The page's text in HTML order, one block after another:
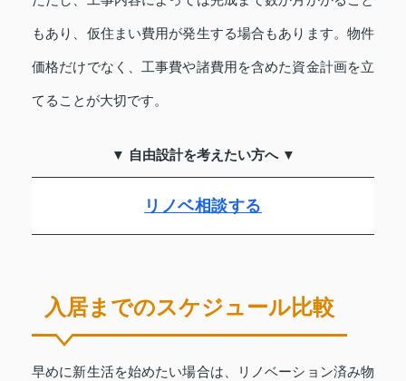
もあり、仮住まい費用が発生する場合もあります。物件
価格だけでなく、工事費や諸費用を含めた資金計画を立
てることが大切です。
▼ 自由設計を考えたい方へ ▼
リノベ相談する
入居までのスケジュール比較
早めに新生活を始めたい場合は、リノベーション済み物